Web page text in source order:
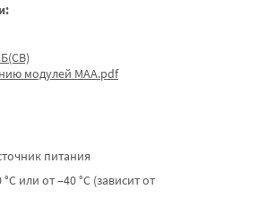
питания
или от –40 °C (зависит от
модулей МАА.pdf